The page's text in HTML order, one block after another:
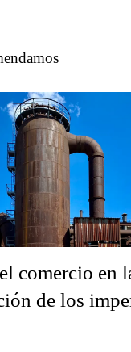
comercio en
de los